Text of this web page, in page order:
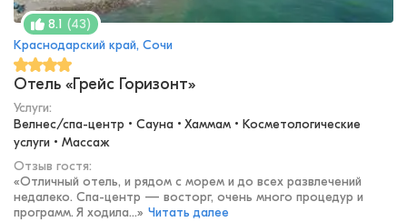
8.1 (43)
Краснодарский край, Сочи
Отель «Грейс Горизонт»
Услуги:
Велнес/спа-центр • Сауна • Хаммам • Косметологические
услуги • Массаж
Отзыв гостя:
«Отличный отель, и рядом с морем и до всех развлечений
недалеко. Спа-центр — восторг, очень много процедур и
программ. Я ходила...» Читать далее